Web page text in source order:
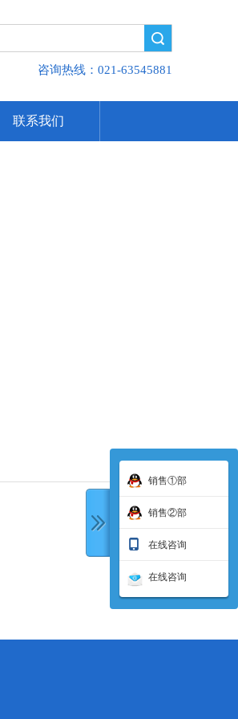
咨询热线：021-63545881
联系我们
下一条:
销售①部
销售②部
在线咨询
在线咨询